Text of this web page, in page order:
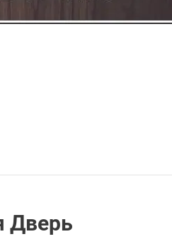
Дверь